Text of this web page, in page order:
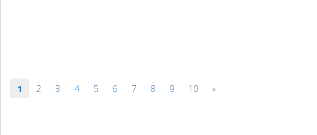
1 2 3 4 5 6 7 8 9 10 »